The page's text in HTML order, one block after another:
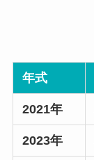
年式
2021年
2023年